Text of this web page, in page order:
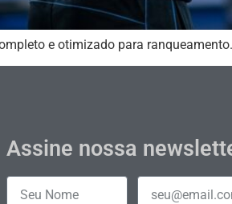
e otimizado para
Assine nossa